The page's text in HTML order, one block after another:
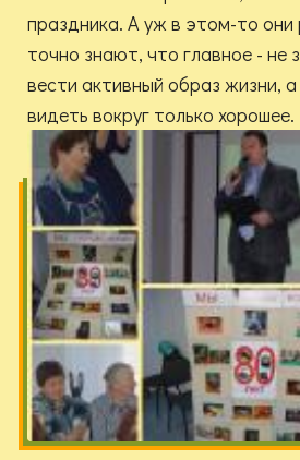
праздника. А уж в этом-то
точно знают, что главное - не
вести активный образ жизни,
видеть вокруг только хорошее.